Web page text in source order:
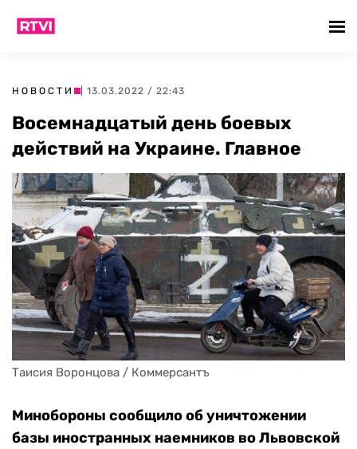
НОВОСТИ | 13.03.2022 / 22:43
Восемнадцатый день боевых
действий на Украине. Главное
Таисия Воронцова / Коммерсантъ
Минобороны сообщило об уничтожении
базы иностранных наемников во Львовской